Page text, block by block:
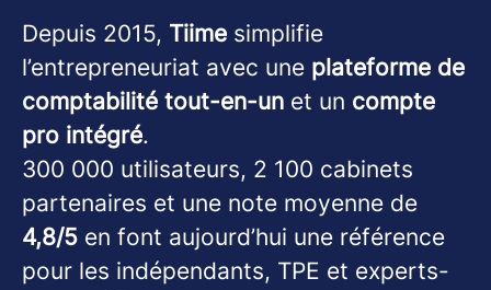
Depuis 2015, Tiime simplifie
l’entrepreneuriat avec une plateforme de
comptabilité tout-en-un et un compte
pro intégré.
300 000 utilisateurs, 2 100 cabinets
partenaires et une note moyenne de
4,8/5 en font aujourd’hui une référence
pour les indépendants, TPE et experts-